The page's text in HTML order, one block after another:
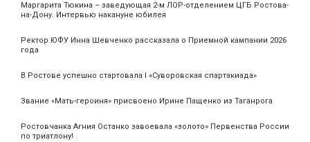
Маргарита Тюкина – заведующая 2-м ЛОР-отделением ЦГБ Ростова-
на-Дону. Интервью накануне юбилея
Ректор ЮФУ Инна Шевченко рассказала о Приемной кампании 2026
года
В Ростове успешно стартовала I «Суворовская спартакиада»
Звание «Мать‑героиня» присвоено Ирине Пащенко из Таганрога
Ростовчанка Агния Останко завоевала «золото» Первенства России
по триатлону!